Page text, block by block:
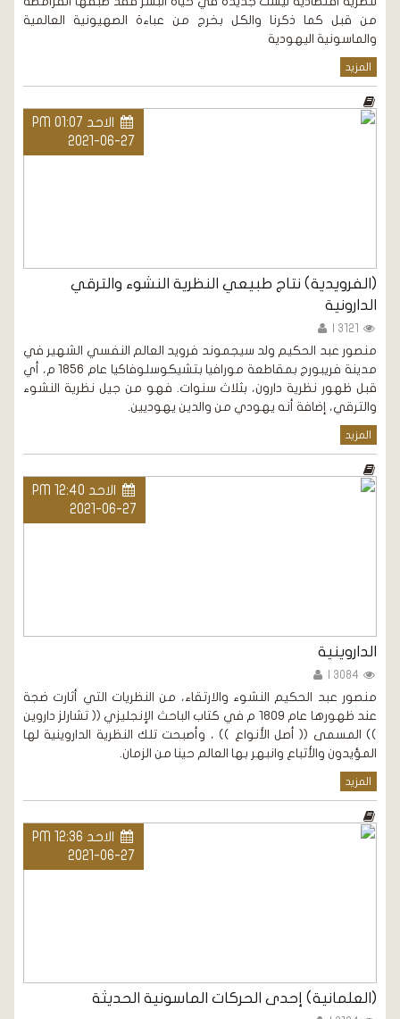
من قبل كما ذكرنا والكل بخرج من عباءة الصهيونية العالمية
والماسونية اليهودية
المزيد
الاحد PM 01:07
2021-06-27
(الفرويدية) نتاج طبيعي النظرية النشوء والترقي
الدارونية
منصور عبد الحكيم ولد سيجموند فرويد العالم النفسي الشهير في
مدينة فريبورج بمقاطعة مورافيا بتشيكوسلوفاكيا عام 1856 م، أي
قبل ظهور نظرية دارون، بثلاث سنوات. فهو من جيل نظرية النشوء
والترقي، إضافة أنه يهودي من والدين يهوديين.
المزيد
الاحد PM 12:40
2021-06-27
الداروينية
منصور عبد الحكيم النشوء والارتقاء، من النظريات التي أثارت ضجة
عند ظهورها عام 1809 م في كتاب الباحث الإنجليزي (( تشارلز داروين
)) المسمى (( أصل الأنواع )) ، وأصبحت تلك النظرية الداروينية لها
المؤيدون والأتباع وانبهر بها العالم حينا من الزمان.
المزيد
الاحد PM 12:36
2021-06-27
(العلمانية) إحدى الحركات الماسونية الحديثة